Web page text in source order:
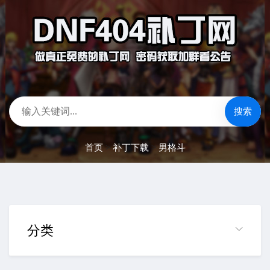
搜索
首页>补丁下载 >男格斗
分类